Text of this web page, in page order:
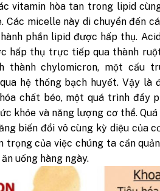
vitamin hòa tan trong lipid
Các micelle này di chuyển đến
phần lipid được hấp thụ.
hấp thụ trực tiếp qua thành
thành chylomicron, một cấu
hệ thống bạch huyết. Vậy là
chất béo, một quá trình đầy
khỏe và năng lượng cơ thể.
biến đổi vô cùng kỳ diệu của
trọng của việc chúng ta cần
uống hàng ngày.